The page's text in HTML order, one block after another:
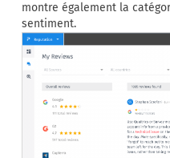
montre également la
sentiment.